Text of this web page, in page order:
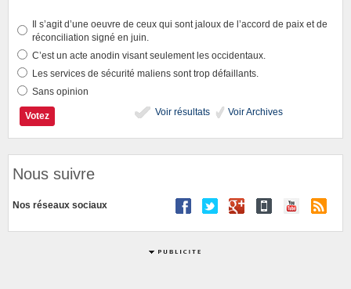
Il s’agit d’une oeuvre de ceux qui sont jaloux de l’accord de paix et de
réconciliation signé en juin.
C’est un acte anodin visant seulement les occidentaux.
Les services de sécurité maliens sont trop défaillants.
Sans opinion
Voir résultats
Voir Archives
Nous suivre
Nos réseaux sociaux